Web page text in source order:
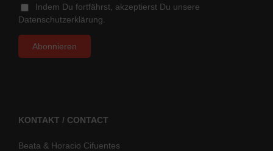
Indem Du fortfährst, akzeptierst Du unsere
Datenschutzerklärung.
KONTAKT / CONTACT
Beata & Horacio Cifuentes